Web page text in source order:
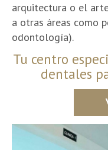
arquitectura o el
a otras áreas como
odontología).
Tu centro
dentales